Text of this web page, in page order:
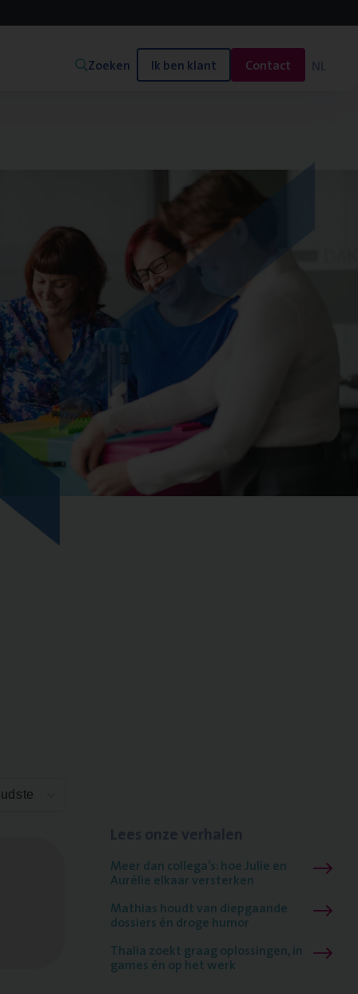
Zoeken Ik ben klant Contact NL
Meer dan collega’s: hoe Julie en
Aurélie elkaar versterken
Mathias houdt van diepgaande
dossiers én droge humor
Thalia zoekt graag oplossingen, in
games én op het werk